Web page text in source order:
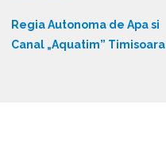
Regia Autonoma de Apa si
Canal „Aquatim” Timisoara